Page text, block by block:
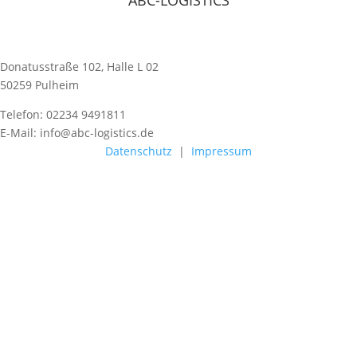
Donatusstraße 102, Halle L 02
50259 Pulheim
Telefon: 02234 9491811
E-Mail: info@abc-logistics.de
Datenschutz | Impressum